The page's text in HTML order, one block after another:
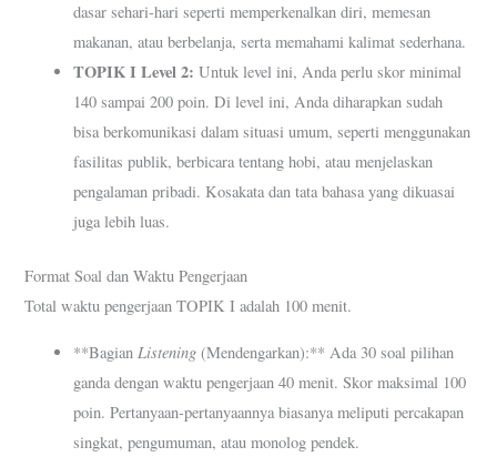
dasar sehari-hari seperti memperkenalkan diri, memesan
makanan, atau berbelanja, serta memahami kalimat sederhana.
TOPIK I Level 2: Untuk level ini, Anda perlu skor minimal
140 sampai 200 poin. Di level ini, Anda diharapkan sudah
bisa berkomunikasi dalam situasi umum, seperti menggunakan
fasilitas publik, berbicara tentang hobi, atau menjelaskan
pengalaman pribadi. Kosakata dan tata bahasa yang dikuasai
juga lebih luas.
Format Soal dan Waktu Pengerjaan
Total waktu pengerjaan TOPIK I adalah 100 menit.
**BagianListening (Mendengarkan):** Ada 30 soal pilihan
ganda dengan waktu pengerjaan 40 menit. Skor maksimal 100
poin. Pertanyaan-pertanyaannya biasanya meliputi percakapan
singkat, pengumuman, atau monolog pendek.